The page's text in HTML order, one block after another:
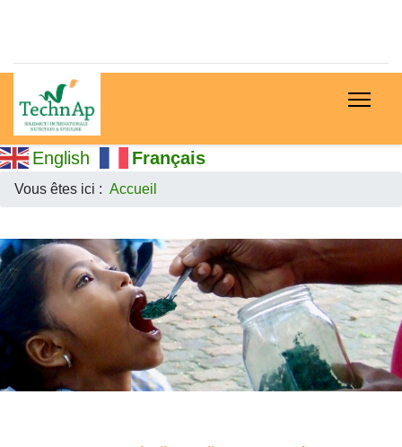
English Français
Vous êtes ici : Accueil